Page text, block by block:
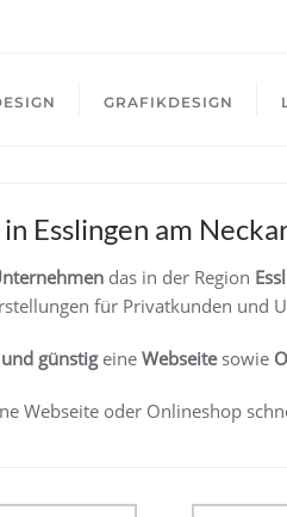
GRAFIKDESIGN
Esslingen am
das in der Region
für Privatkunden und
günstigeine Webseitesowie
Webseite oder Onlineshop